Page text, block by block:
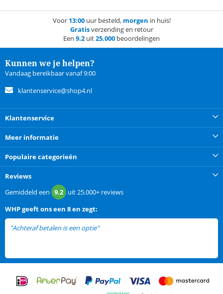
Voor 13:00uur besteld, morgen in huis!
Gratisverzending en retour
Een 9.2 uit25.000 beoordelingen
Kunnen we je helpen?
Vandaag bereikbaar vanaf 9:00
klantenservice@shop4.nl
Klantenservice
Meer informatie
Populaire categorieën
Reviews
Gemiddeld een 9.2 uit25.000+ reviews
WHPgeeft ons een 8 en zegt:
"Achteraf betalen is een optie"